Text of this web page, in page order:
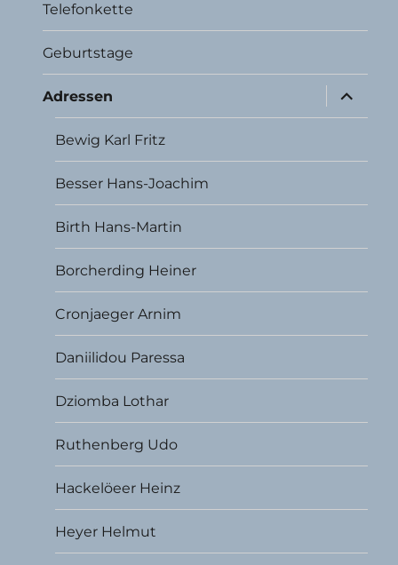
Telefonkette
Geburtstage
Adressen
öffnen
Bewig Karl Fritz
Besser Hans-Joachim
Birth Hans-Martin
Borcherding Heiner
Cronjaeger Arnim
Daniilidou Paressa
Dziomba Lothar
Ruthenberg Udo
Hackelöeer Heinz
Heyer Helmut